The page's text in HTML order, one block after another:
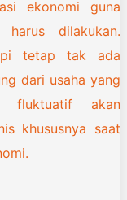
ekonomi guna
dilakukan.
tetap tak ada
dari usaha yang
fluktuatif akan
khususnya saat